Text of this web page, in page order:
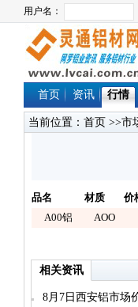
首页 资讯 行情
当前位置： 首页 >>市
品名 材质 价
A00铝
AOO
相关资讯
8月7日西安铝市场